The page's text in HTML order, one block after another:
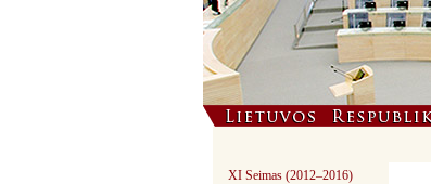
XI Seimas (2012–2016)